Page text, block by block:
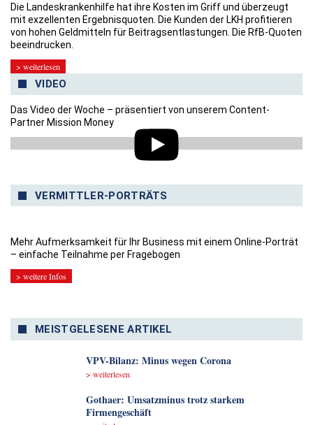
Die Landeskrankenhilfe hat ihre Kosten im Griff und überzeugt
mit exzellenten Ergebnisquoten. Die Kunden der LKH profitieren
von hohen Geldmitteln für Beitragsentlastungen. Die RfB-Quoten
beeindrucken.
> weiterlesen
VIDEO
Das Video der Woche – präsentiert von unserem Content-
Partner Mission Money
VERMITTLER-PORTRÄTS
Mehr Aufmerksamkeit für Ihr Business mit einem Online-Porträt
– einfache Teilnahme per Fragebogen
> weitere Infos
MEISTGELESENE ARTIKEL
VPV-Bilanz: Minus wegen Corona
> weiterlesen
Gothaer: Umsatzminus trotz starkem
Firmengeschäft